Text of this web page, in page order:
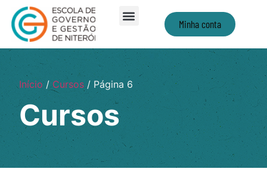
Minha conta
Início/Cursos/ Página 6
Cursos